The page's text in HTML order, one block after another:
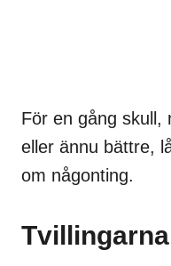
För en gång skull,
eller ännu bättre,
om någonting.
Tvillingarna